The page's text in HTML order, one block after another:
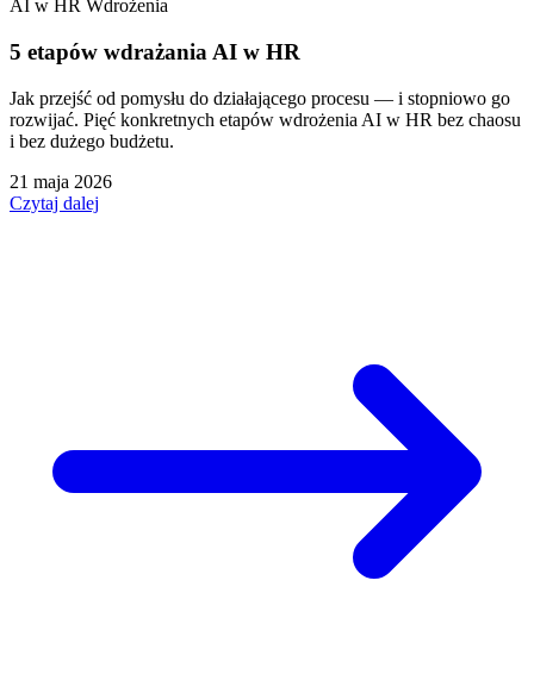
AI w HR Wdrożenia
5 etapów wdrażania AI w HR
Jak przejść od pomysłu do działającego procesu — i stopniowo go
rozwijać. Pięć konkretnych etapów wdrożenia AI w HR bez chaosu
i bez dużego budżetu.
21 maja 2026
Czytaj dalej